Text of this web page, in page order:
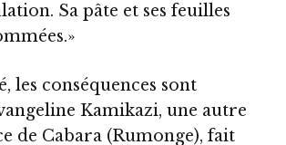
Sa pâte et ses feuilles
les conséquences sont
Kamikazi, une autre
de Cabara (Rumonge), fait